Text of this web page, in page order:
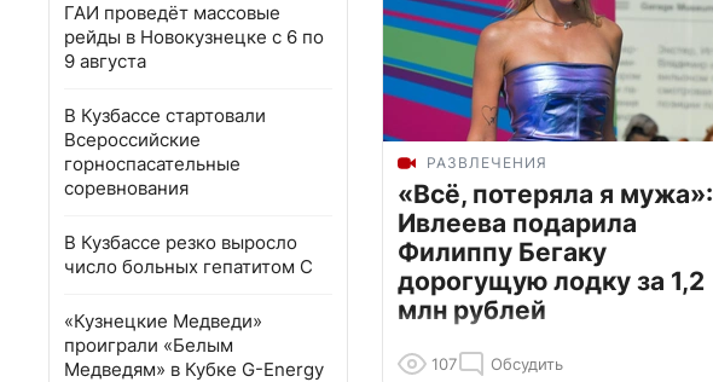
ГАИ проведёт массовые
рейды в Новокузнецке с 6 по
9 августа
В Кузбассе стартовали
Всероссийские
горноспасательные
соревнования
В Кузбассе резко выросло
число больных гепатитом С
«Кузнецкие Медведи»
проиграли «Белым
Медведям» в Кубке G-Energy
РАЗВЛЕЧЕНИЯ
«Всё, потеряла я мужа»:
Ивлеева подарила
Филиппу Бегаку
дорогущую лодку за 1,2
млн рублей
107 Обсудить